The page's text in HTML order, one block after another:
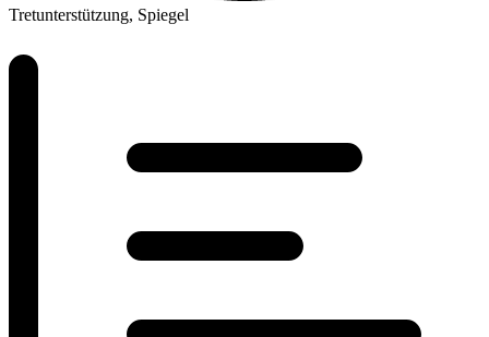
Tretunterstützung, Spiegel